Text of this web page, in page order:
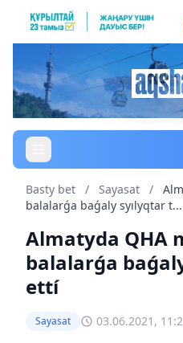
Basty bet / Sayasat /
balalarǵa baǵaly syılyqtar t...
Almatyda QHA
balalarǵa
ettí
Sayasat 03.06.2021,